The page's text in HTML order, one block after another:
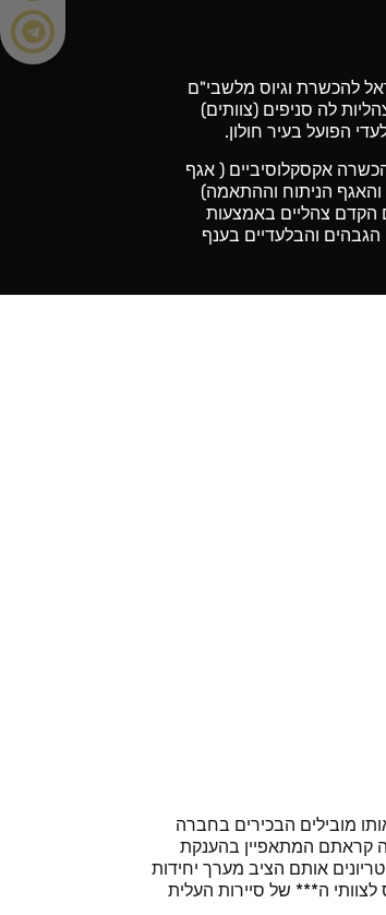
להכשרת וגיוס מלשבי"ם
לה סניפים (צוותים)
הפועל בעיר חולון.
אקסקלוסיביים ( אגף
והאגף הניתוח וההתאמה)
הקדם צהליים באמצעות
והבלעדיים בענף
מובילים הבכירים בחברה
קראתם המתאפיין בהענקת
אותם הציב מערך יחידות
ה*** של סיירות העלית